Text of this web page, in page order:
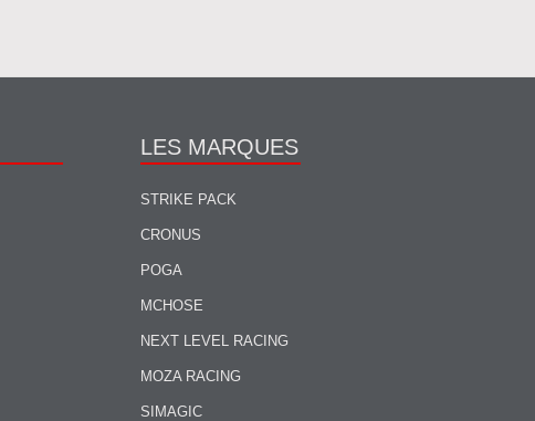
LES MARQUES
STRIKE PACK
CRONUS
POGA
MCHOSE
NEXT LEVEL RACING
MOZA RACING
SIMAGIC